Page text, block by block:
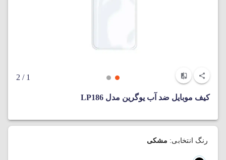
1
/ 2
کیف موبایل ضد آب یوگرین مدل LP186
رنگ انتخابی: مشکی